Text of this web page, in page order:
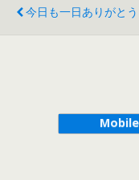
今日も一日ありがとう
Mobile